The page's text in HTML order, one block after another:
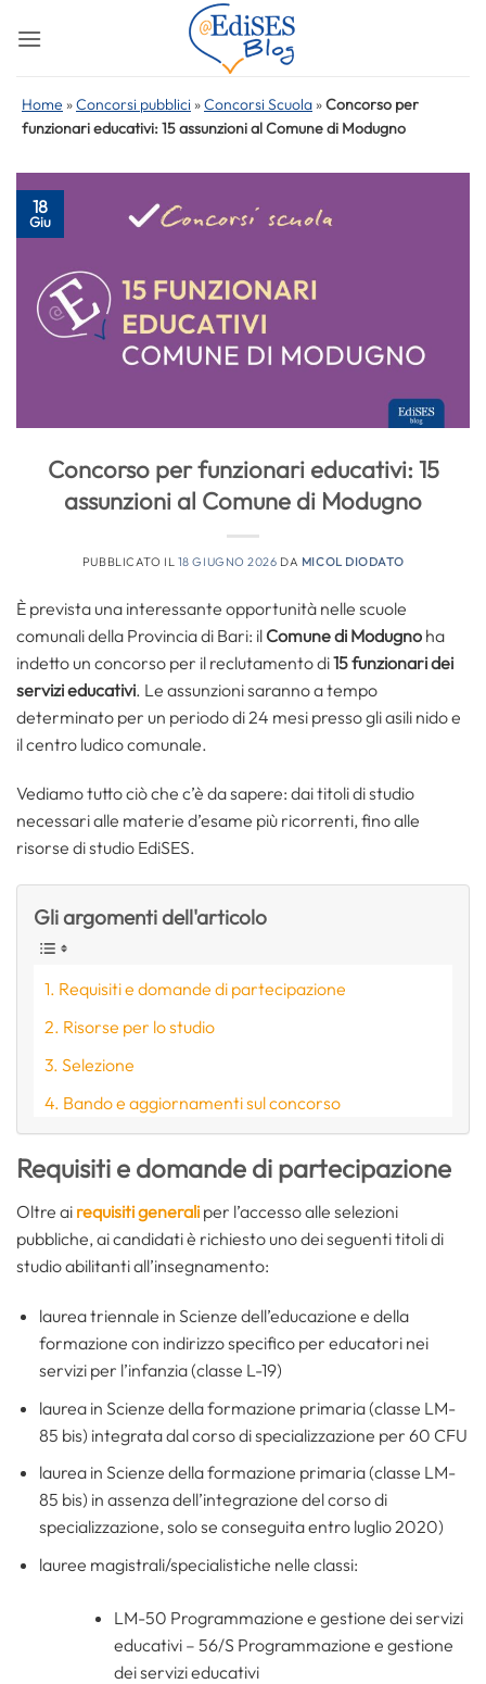
Home »Concorsi pubblici »Concorsi Scuola »Concorso per
funzionari educativi: 15 assunzioni al Comune di Modugno
18
Giu
Concorso per funzionari educativi: 15
assunzioni al Comune di Modugno
PUBBLICATO IL 18 GIUGNO 2026 DA MICOL DIODATO
È prevista una interessante opportunità nelle scuole
comunali della Provincia di Bari: il Comune di Modugno ha
indetto un concorso per il reclutamento di15funzionari dei
servizi educativi. Le assunzioni saranno a tempo
determinato per un periodo di 24 mesi presso gli asili nido e
il centro ludico comunale.
Vediamo tutto ciò che c’è da sapere: dai titoli di studio
necessari alle materie d’esame più ricorrenti, fino alle
risorse di studio EdiSES.
Gli argomenti dell'articolo
Requisiti e domande di partecipazione
Risorse per lo studio
Selezione
Bando e aggiornamenti sul concorso
Requisiti e domande di partecipazione
Oltre ai requisiti generali per l’accesso alle selezioni
pubbliche, ai candidati è richiesto uno dei seguenti titoli di
studio abilitanti all’insegnamento:
laurea triennale in Scienze dell’educazione e della
formazione con indirizzo specifico per educatori nei
servizi per l’infanzia (classe L-19)
laurea in Scienze della formazione primaria (classe LM-
85 bis) integrata dal corso di specializzazione per 60 CFU
laurea in Scienze della formazione primaria (classe LM-
85 bis) in assenza dell’integrazione del corso di
specializzazione, solo se conseguita entro luglio 2020)
lauree magistrali/specialistiche nelle classi:
LM-50 Programmazione e gestione dei servizi
educativi – 56/S Programmazione e gestione
dei servizi educativi